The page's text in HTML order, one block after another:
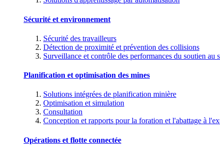
Sécurité et environnement
Sécurité des travailleurs
Détection de proximité et prévention des collisions
Surveillance et contrôle des performances du soutien au
Planification et optimisation des mines
Solutions intégrées de planification minière
Optimisation et simulation
Consultation
Conception et rapports pour la foration et l'abattage à
Opérations et flotte connectée